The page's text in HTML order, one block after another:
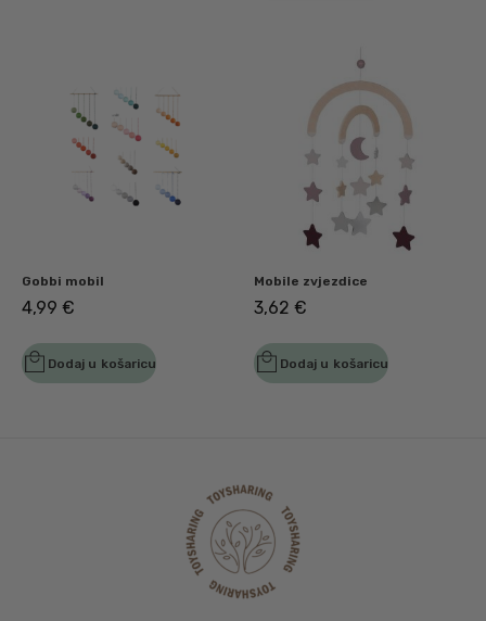
Gobbi mobil
4,99€
Dodaj u košaricu
Mobile zvjezdice
3,62€
Dodaj u košaricu